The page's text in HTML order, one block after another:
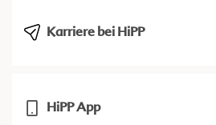
Karriere bei HiPP
HiPP App